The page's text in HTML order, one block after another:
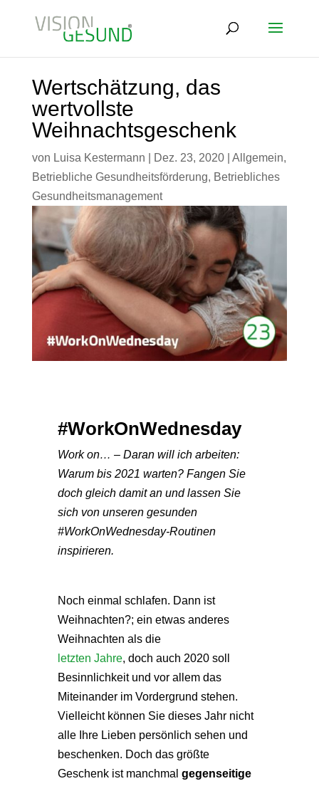
Wertschätzung, das
wertvollste
Weihnachtsgeschenk
von Luisa Kestermann Dez. 23, 2020| Allgemein,
Betriebliche Gesundheitsförderung, Betriebliches
Gesundheitsmanagement
#WorkOnWednesday
Work on… – Daran will ich arbeiten:
Warum bis 2021 warten? Fangen Sie
doch gleich damit an und lassen Sie
sich von unseren gesunden
#WorkOnWednesday-Routinen
inspirieren.
Noch einmal schlafen. Dann ist
Weihnachten?; ein etwas anderes
Weihnachten als die
letzten Jahre, doch auch 2020 soll
Besinnlichkeit und vor allem das
Miteinander im Vordergrund stehen.
Vielleicht können Sie dieses Jahr nicht
alle Ihre Lieben persönlich sehen und
beschenken. Doch das größte
Geschenk ist manchmal gegenseitige